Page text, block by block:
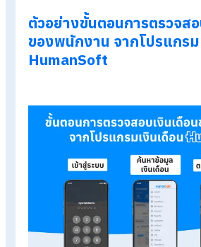
เว็บเบราว์เซอร์
: พนักงานสามาร
ของบริษัท โดยใช้ชื่อผู้ใช้และรหัสผ่า
แอปพลิเคชันมือถือ: บางบริษัทมี
พนักงานโดยเฉพาะ ซึ่งสามารถใช้
พนักงานสามารถตรวจสอบข้อมูลเ
ซึ่งในปัจจุบัน พนักงานสามารถตรวจส
ระบบตรวจสอบเงินเดือนออนไลน์ เช่น โ
ที่พนักงานสามารถเข้
ของตนเองได้ ผ่าน Mobile
HR ก็สามารถบริหารจัดการงานด้านคำ